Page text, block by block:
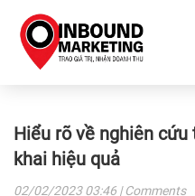
Hiểu rõ về nghiên
khai hiệu quả
02/02/202303:46 | Comments